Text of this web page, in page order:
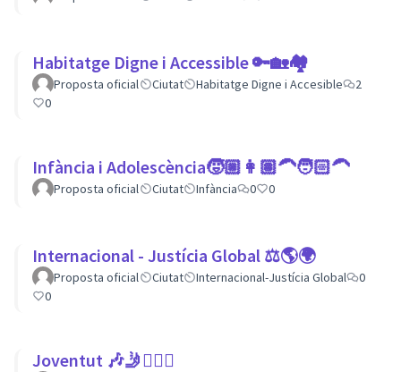
Habitatge Digne i Accessible 🔑🏡🏘
Proposta oficial Ciutat Habitatge Digne i Accesible
2
0
Infància i Adolescència🧒🏼👩🏽‍🦱🧑🏻‍🦱
Proposta oficial Ciutat Infància 0 0
Internacional - Justícia Global ⚖️🌎🌍
Proposta oficial Ciutat Internacional-Justícia Global
0
0
Joventut 🎶🤳🙇🏽‍♀